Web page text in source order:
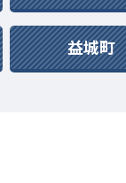
益城町